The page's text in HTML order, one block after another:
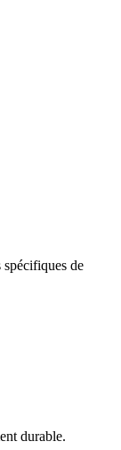
de
durable.